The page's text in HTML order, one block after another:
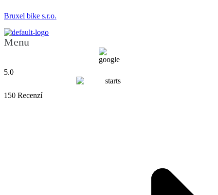
Bruxel bike s.r.o.
Menu
5.0
150 Recenzí